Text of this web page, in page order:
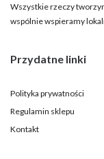
Wszystkie rzeczy
wspólnie wspieramy
Przydatne linki
Polityka prywatności
Regulamin sklepu
Kontakt